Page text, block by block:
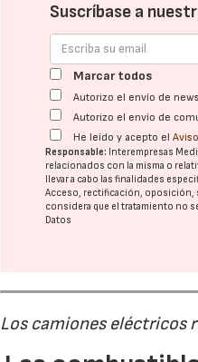
Suscríbase a
Marcar todos
Autorizo el envío de
Autorizo el envío de
He leído y acepto el
Responsable: Interempresas
relacionados con la misma o
llevar a cabo las finalidades
Acceso, rectificación, oposición,
considera que el tratamiento no
Datos
Los camiones eléctricos